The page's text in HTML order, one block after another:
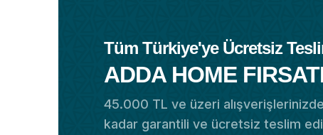
Tüm Türkiye'ye Ücretsiz
ADDA HOME
45.000 TL ve üzeri alışverişlerinizde
kadar garantili ve ücretsiz teslim